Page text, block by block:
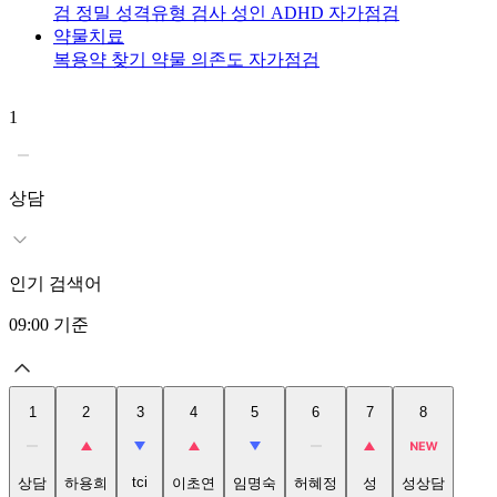
검 정밀 성격유형 검사 성인 ADHD 자가점검
약물치료
복용약 찾기 약물 의존도 자가점검
1
상담
인기 검색어
09:00 기준
1
상담
2
하용희
3
tci
4
이초연
5
임명숙
6
허혜정
7
성
8
성상담